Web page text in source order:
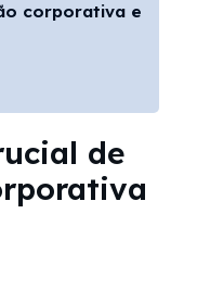
corporativa e
de